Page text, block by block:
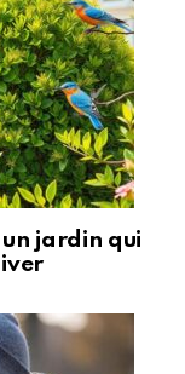
jardin qui